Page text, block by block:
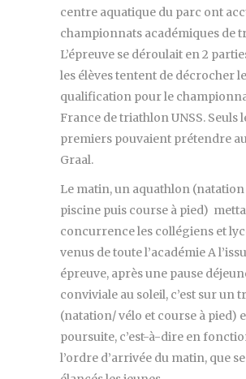
centre aquatique du parc ont
championnats académiques de
L’épreuve se déroulait en 2
les élèves tentent de décrocher
qualification pour le
France de triathlon UNSS. Seuls
premiers pouvaient prétendre
Graal.
Le matin, un aquathlon
piscine puis course à pied)
concurrence les collégiens et
venus de toute l’académie A
épreuve, après une pause
conviviale au soleil, c’est sur un
(natation/ vélo et course à pied)
poursuite, c’est-à-dire en
l’ordre d’arrivée du matin, que